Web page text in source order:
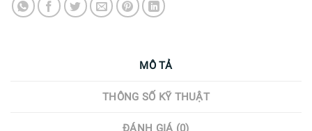
MÔ TẢ
THÔNG SỐ KỸ THUẬT
ĐÁNH GIÁ (0)